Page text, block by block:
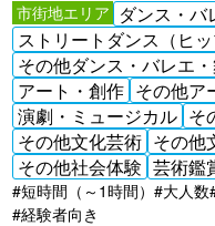
市街地エリア ダンス・バ
ストリートダンス（ヒ
その他ダンス・バレエ
アート・創作 その他ア
演劇・ミュージカル そ
その他文化芸術 その他
その他社会体験 芸術鑑
#短時間（～1時間）#大人数
#経験者向き